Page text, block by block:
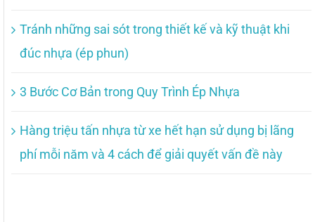
Tránh những sai sót trong thiết kế và kỹ thuật khi
đúc nhựa (ép phun)
3 Bước Cơ Bản trong Quy Trình Ép Nhựa
Hàng triệu tấn nhựa từ xe hết hạn sử dụng bị lãng
phí mỗi năm và 4 cách để giải quyết vấn đề này